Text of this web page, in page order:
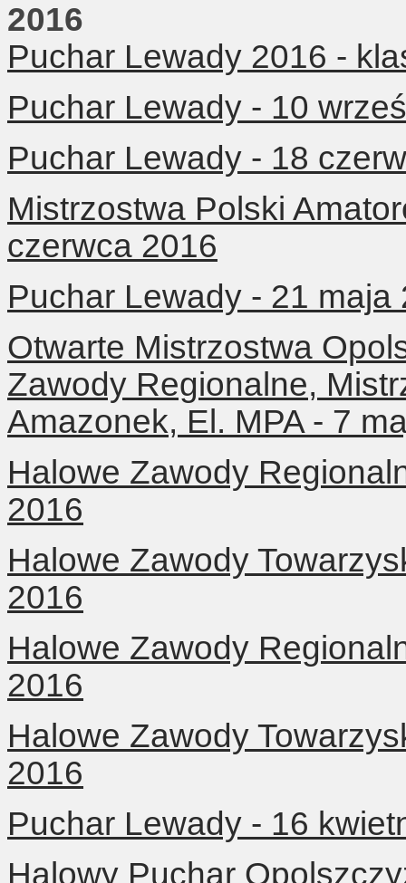
2016
Puchar Lewady 2016 -
Puchar Lewady - 10
Puchar Lewady - 18
Mistrzostwa Polski
czerwca 2016
Puchar Lewady - 21 maja
Otwarte Mistrzostwa
Zawody Regionalne,
Amazonek, El. MPA - 7
Halowe Zawody
2016
Halowe Zawody
2016
Halowe Zawody
2016
Halowe Zawody
2016
Puchar Lewady - 16
Halowy Puchar